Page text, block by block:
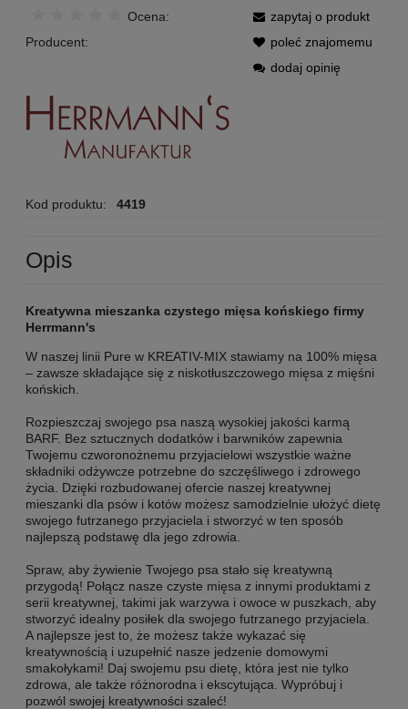
Ocena:
Producent:
Kod produktu: 4419
zapytaj o produkt
poleć znajomemu
dodaj opinię
Opis
Kreatywna mieszanka czystego mięsa końskiego firmy
Herrmann's
W naszej linii Pure w KREATIV-MIX stawiamy na 100% mięsa
– zawsze składające się z niskotłuszczowego mięsa z mięśni
końskich.
Rozpieszczaj swojego psa naszą wysokiej jakości karmą
BARF. Bez sztucznych dodatków i barwników zapewnia
Twojemu czworonożnemu przyjacielowi wszystkie ważne
składniki odżywcze potrzebne do szczęśliwego i zdrowego
życia. Dzięki rozbudowanej ofercie naszej kreatywnej
mieszanki dla psów i kotów możesz samodzielnie ułożyć dietę
swojego futrzanego przyjaciela i stworzyć w ten sposób
najlepszą podstawę dla jego zdrowia.
Spraw, aby żywienie Twojego psa stało się kreatywną
przygodą! Połącz nasze czyste mięsa z innymi produktami z
serii kreatywnej, takimi jak warzywa i owoce w puszkach, aby
stworzyć idealny posiłek dla swojego futrzanego przyjaciela.
A najlepsze jest to, że możesz także wykazać się
kreatywnością i uzupełnić nasze jedzenie domowymi
smakołykami! Daj swojemu psu dietę, która jest nie tylko
zdrowa, ale także różnorodna i ekscytująca. Wypróbuj i
pozwól swojej kreatywności szaleć!